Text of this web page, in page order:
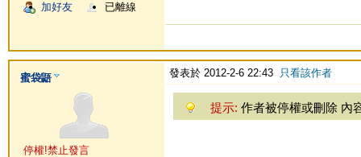
加好友
已離線
蜜袋鼯
停權!禁止發言
發表於 2012-2-6 22:43 只看該作者
提示: 作者被停權或刪除 內